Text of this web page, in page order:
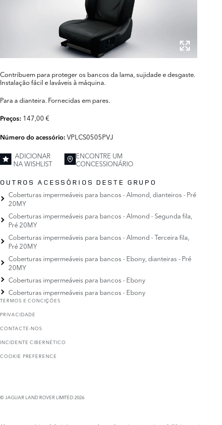
Contribuem para proteger os bancos da lama, sujidade e desgaste.
Instalação fácil e laváveis à máquina.
Para a dianteira. Fornecidas em pares.
Preços: 147,00 €
Número do acessório: VPLCS0505PVJ
ADICIONAR
NA WISHLIST
ENCONTRE UM
CONCESSIONÁRIO
OUTROS ACESSÓRIOS DESTE GRUPO
Coberturas impermeáveis para bancos - Almond, dianteiros - Pré
20MY
Coberturas impermeáveis para bancos - Almond - Segunda fila,
Pré 20MY
Coberturas impermeáveis para bancos - Almond - Terceira fila,
Pré 20MY
Coberturas impermeáveis para bancos - Ebony, dianteiras - Pré
20MY
Coberturas impermeáveis para bancos - Ebony
Coberturas impermeáveis para bancos - Ebony
TERMOS E CONCIҪÕES
PRIVACIDADE
CONTACTE-NOS
INCIDENTE CIBERNÉTICO
COOKIE PREFERENCE
© JAGUAR LAND ROVER LIMITED 2026